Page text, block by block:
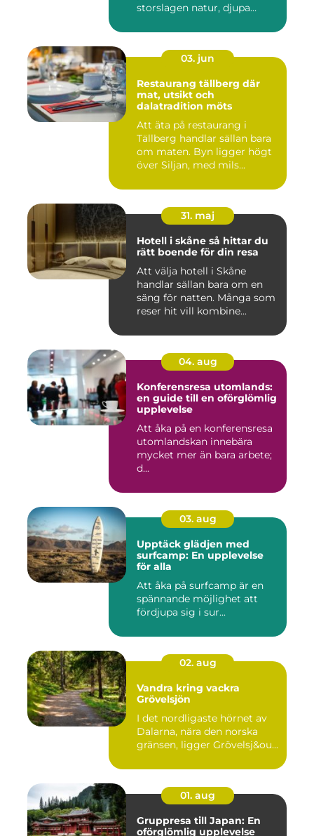
storslagen natur, djupa
03. jun
Restaurang tällberg där
mat, utsikt och
dalatradition möts
Att äta på restaurang i
Tällberg handlar sällan bara
om maten. Byn ligger högt
över Siljan, med mils...
31. maj
Hotell i skåne så hittar du
rätt boende för din resa
Att välja hotell i Skåne
handlar sällan bara om en
säng för natten. Många som
reser hit vill kombine...
04. aug
Konferensresa utomlands:
en guide till en oförglömlig
upplevelse
Att åka på en konferensresa
utomlandskan innebära
mycket mer än bara arbete;
d...
03. aug
Upptäck glädjen med
surfcamp: En upplevelse
för alla
Att åka på surfcamp är en
spännande möjlighet att
fördjupa sig i sur...
02. aug
Vandra kring vackra
Grövelsjön
I det nordligaste hörnet av
Dalarna, nära den norska
gränsen, ligger Grövelsj&ou...
01. aug
Gruppresa till Japan: En
oförglömlig upplevelse